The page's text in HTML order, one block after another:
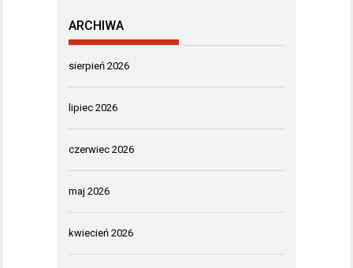
ARCHIWA
sierpień 2026
lipiec 2026
czerwiec 2026
maj 2026
kwiecień 2026